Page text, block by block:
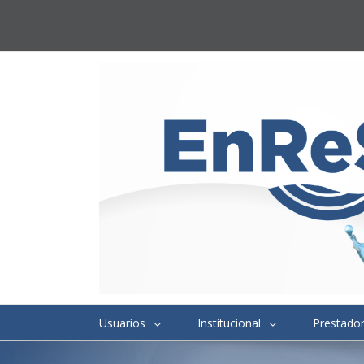
Usuarios Institucional